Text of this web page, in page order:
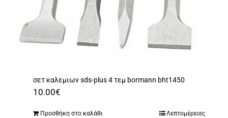
σετ καλεμιων sds-plus 4 τεμ bormann bht1450
10.00€
Προσθήκη στο καλάθι Λεπτομέρειες